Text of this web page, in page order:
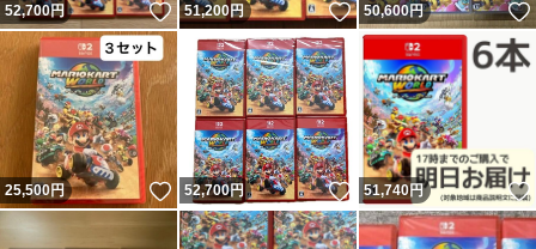
52,700円 いいね！
51,200円 いいね！
50,600円
25,500円 いいね！
52,700円 いいね！
51,740円